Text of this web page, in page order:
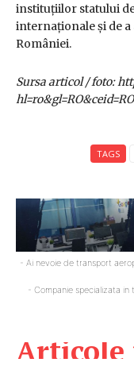
Articole
instituțiilor statului
internaționale și de
României.
Sursa articol / foto:
TAGS
- Ai nevoie de transport
- Companie specializata